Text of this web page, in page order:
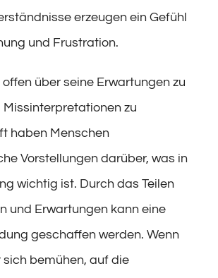
erzeugen ein Gefühl
und Frustration.
über seine Erwartungen zu
Missinterpretationen zu
haben Menschen
Vorstellungen darüber, was in
wichtig ist. Durch das Teilen
und Erwartungen kann eine
geschaffen werden. Wenn
sich bemühen, auf die